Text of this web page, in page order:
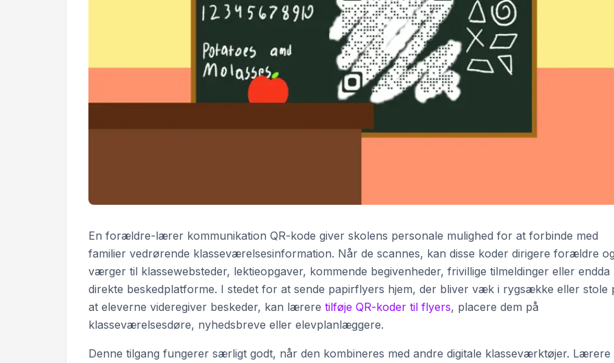
En forældre-lærer kommunikation QR-kode giver skolens personale mulighed for at forbinde med
familier vedrørende klasseværelsesinformation. Når de scannes, kan disse koder dirigere forældre og
værger til klassewebsteder, lektieopgaver, kommende begivenheder, frivillige tilmeldinger eller endda
direkte beskedplatforme. I stedet for at sende papirflyers hjem, der bliver væk i rygsække eller stole
at eleverne videregiver beskeder, kan lærere tilføje QR-koder til flyers, placere dem på
klasseværelsesdøre, nyhedsbreve eller elevplanlæggere.
Denne tilgang fungerer særligt godt, når den kombineres med andre digitale klasseværktøjer. Lærere